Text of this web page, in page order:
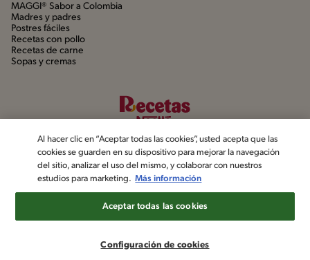
MAGGI® Sabor a Colombia
Madres y padres
Postres fáciles
Recetas con pollo
Recetas de carne
Sopas y cremas
©2022, Nestlé. Marcas registradas por Société dels Produits Nestlé,
Al hacer clic en “Aceptar todas las cookies”, usted acepta que las
cookies se guarden en su dispositivo para mejorar la navegación
del sitio, analizar el uso del mismo, y colaborar con nuestros
estudios para marketing. Más información
Configuración de cookies
Aceptar todas las cookies